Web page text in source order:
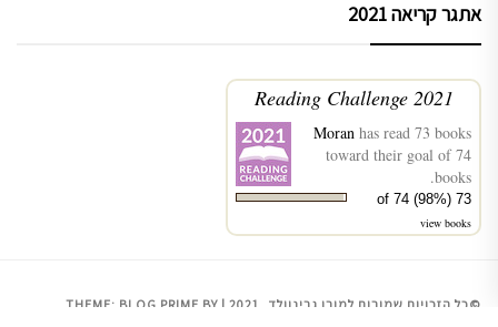
אתגר קריאה 2021
2021 Reading Challenge
Moran has read 73 books
toward their goal of 74
books.
73 of 74 (98%)
view books
©כל הזכויות שמורות למורן גרינוולד, 2021 |
THEME: BLOG PRIME BY